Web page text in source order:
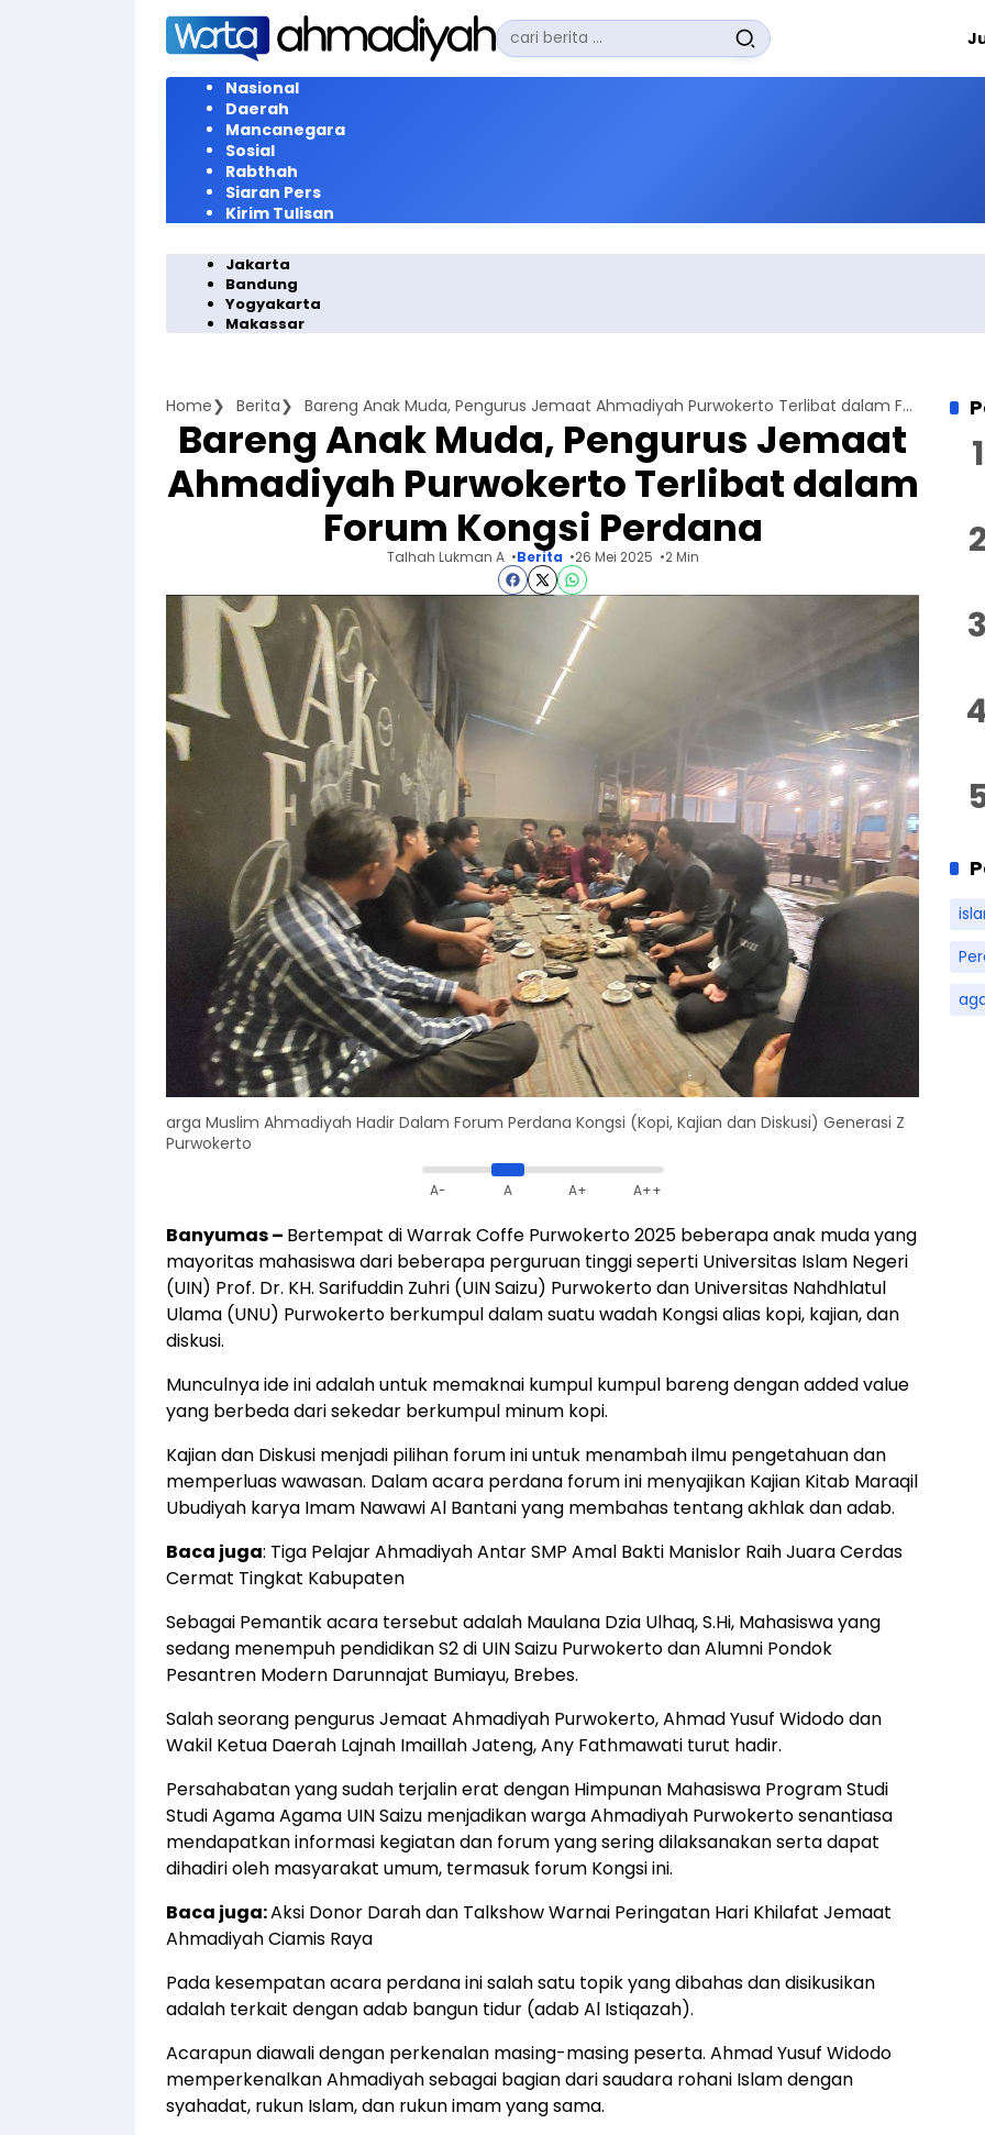
Langsung
konten
Pencarian
untuk:
Nasional
Daerah
Mancanegara
Sosial
Rabthah
Siaran Pers
Kirim Tulisan
Jakarta
Bandung
Yogyakarta
Makassar
Home Berita Bareng Anak Muda, Pengurus Jemaat Ahmadiyah Purwokerto Terlibat dalam Forum Kongsi Perdana
Bareng Anak Muda, Pengurus Jemaat
Ahmadiyah Purwokerto Terlibat dalam
Forum Kongsi Perdana
Talhah Lukman A Berita 26 Mei 2025 2 Min
arga Muslim Ahmadiyah Hadir Dalam Forum Perdana Kongsi (Kopi, Kajian dan Diskusi) Generasi Z
Purwokerto
A- A A+ A++
Banyumas – Bertempat di Warrak Coffe Purwokerto 2025 beberapa anak muda yang
mayoritas mahasiswa dari beberapa perguruan tinggi seperti Universitas Islam Negeri
(UIN) Prof. Dr. KH. Sarifuddin Zuhri (UIN Saizu) Purwokerto dan Universitas Nahdhlatul
Ulama (UNU) Purwokerto berkumpul dalam suatu wadah Kongsi alias kopi, kajian, dan
diskusi.
Munculnya ide ini adalah untuk memaknai kumpul kumpul bareng dengan added value
yang berbeda dari sekedar berkumpul minum kopi.
Kajian dan Diskusi menjadi pilihan forum ini untuk menambah ilmu pengetahuan dan
memperluas wawasan. Dalam acara perdana forum ini menyajikan Kajian Kitab Maraqil
Ubudiyah karya Imam Nawawi Al Bantani yang membahas tentang akhlak dan adab.
Baca juga: Tiga Pelajar Ahmadiyah Antar SMP Amal Bakti Manislor Raih Juara Cerdas
Cermat Tingkat Kabupaten
Sebagai Pemantik acara tersebut adalah Maulana Dzia Ulhaq, S.Hi, Mahasiswa yang
sedang menempuh pendidikan S2 di UIN Saizu Purwokerto dan Alumni Pondok
Pesantren Modern Darunnajat Bumiayu, Brebes.
Salah seorang pengurus Jemaat Ahmadiyah Purwokerto, Ahmad Yusuf Widodo dan
Wakil Ketua Daerah Lajnah Imaillah Jateng, Any Fathmawati turut hadir.
Persahabatan yang sudah terjalin erat dengan Himpunan Mahasiswa Program Studi
Studi Agama Agama UIN Saizu menjadikan warga Ahmadiyah Purwokerto senantiasa
mendapatkan informasi kegiatan dan forum yang sering dilaksanakan serta dapat
dihadiri oleh masyarakat umum, termasuk forum Kongsi ini.
Baca juga:Aksi Donor Darah dan Talkshow Warnai Peringatan Hari Khilafat Jemaat
Ahmadiyah Ciamis Raya
Pada kesempatan acara perdana ini salah satu topik yang dibahas dan disikusikan
adalah terkait dengan adab bangun tidur (adab Al Istiqazah).
Acarapun diawali dengan perkenalan masing-masing peserta. Ahmad Yusuf Widodo
memperkenalkan Ahmadiyah sebagai bagian dari saudara rohani Islam dengan
syahadat, rukun Islam, dan rukun imam yang sama.